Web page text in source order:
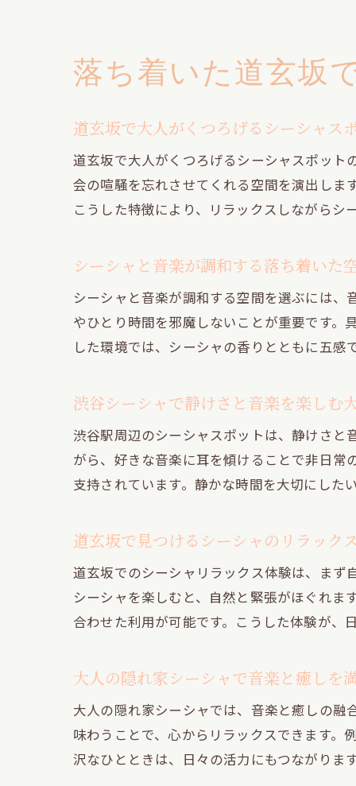
落ち着いた道玄坂
道玄坂で大人がくつろげるシーシャス
道玄坂で大人がくつろげるシーシャスポット
会の喧騒を忘れさせてくれる空間を演出しま
こうした特徴により、リラックスしながらシ
シーシャと音楽が調和する落ち着いた
シーシャと音楽が調和する空間を選ぶには、
やひとり時間を邪魔しないことが重要です。
した環境では、シーシャの香りとともに五感
渋谷シーシャで静けさと音楽を楽しむ
渋谷駅周辺のシーシャスポットは、静けさ
がら、好きな音楽に耳を傾けることで非日常
支持されています。静かな時間を大切にした
道玄坂で見つけるシーシャのリラック
道玄坂でのシーシャリラックス体験は、まず
シーシャを楽しむと、自然と緊張がほぐれま
合わせた利用が可能です。こうした体験が、
大人の隠れ家シーシャで音楽と癒しを
大人の隠れ家シーシャでは、音楽と癒しの融
味わうことで、心からリラックスできます。
沢なひとときは、日々の活力にもつながります